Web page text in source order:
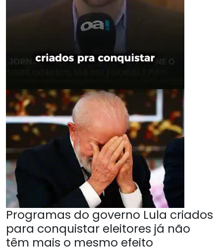
Programas do governo Lula criados
para conquistar eleitores já não
têm mais o mesmo efeito